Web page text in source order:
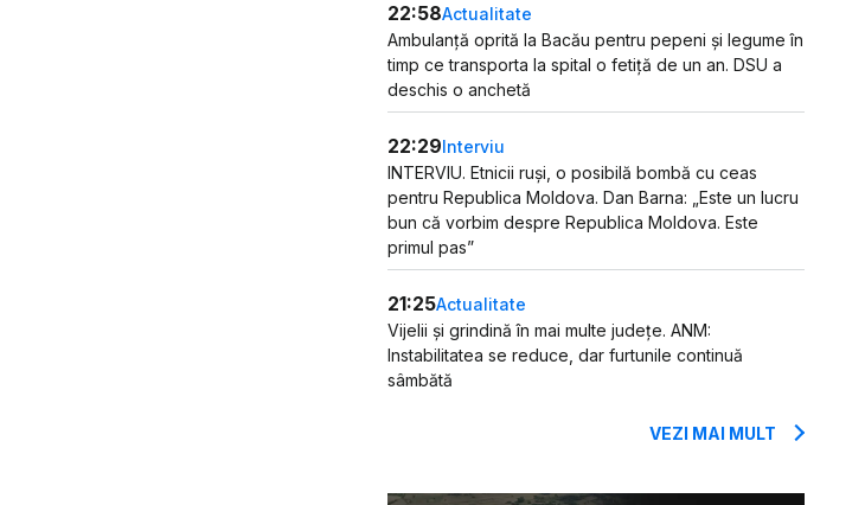
22:58Actualitate
Ambulanță oprită la Bacău pentru pepeni și legume în
timp ce transporta la spital o fetiță de un an. DSU a
deschis o anchetă
22:29Interviu
INTERVIU. Etnicii ruși, o posibilă bombă cu ceas
pentru Republica Moldova. Dan Barna: „Este un lucru
bun că vorbim despre Republica Moldova. Este
primul pas”
21:25Actualitate
Vijelii și grindină în mai multe județe. ANM:
Instabilitatea se reduce, dar furtunile continuă
sâmbătă
VEZI MAI MULT